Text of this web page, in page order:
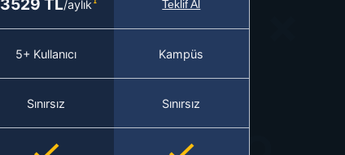
3529 TL/aylık Teklif Al
5+ Kullanıcı Kampüs
Sınırsız Sınırsız